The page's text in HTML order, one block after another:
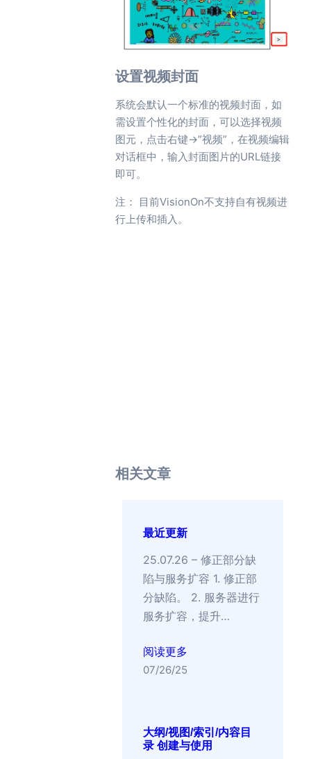
设置视频封面
系统会默认一个标准的视频封面，如
需设置个性化的封面，可以选择视频
图元，点击右键->”视频”，在视频编辑
对话框中，输入封面图片的URL链接
即可。
注： 目前VisionOn不支持自有视频进
行上传和插入。
相关文章
最近更新
25.07.26 – 修正部分缺
陷与服务扩容 1. 修正部
分缺陷。 2. 服务器进行
服务扩容，提升…
阅读更多
07/26/25
大纲/视图/索引/内容目
录 创建与使用